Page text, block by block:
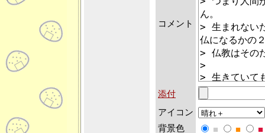
コメント
添付
アイコン
背景色
■ ■
■